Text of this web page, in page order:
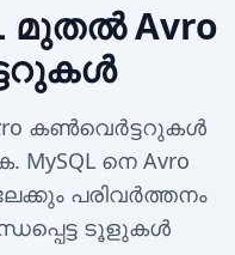
മുതൽ Avro
കൺവെർട്ടറുകൾ
നെ Avro
പരിവർത്തനം
ടൂളുകൾ